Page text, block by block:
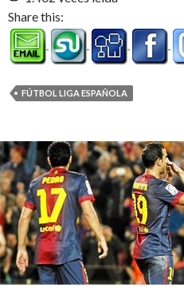
Share this:
FÚTBOL LIGA ESPAÑOLA